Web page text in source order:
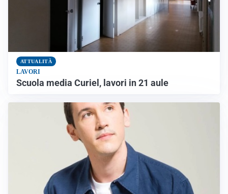
ATTUALITÀ
LAVORI
Scuola media Curiel, lavori in 21 aule